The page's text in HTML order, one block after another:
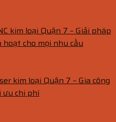
kim loại Quận 7 – Giải pháp
hoạt cho mọi nhu cầu
kim loại Quận 7 – Gia công
ưu chi phí